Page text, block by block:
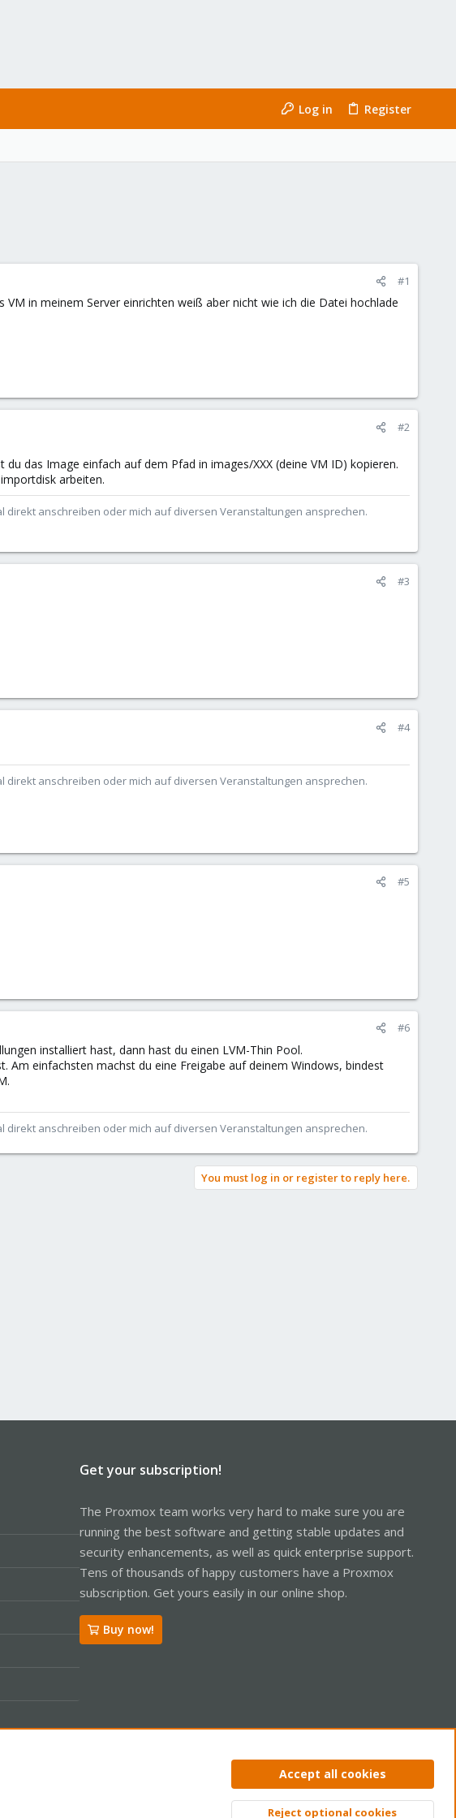
Log in Register
#1
in meinem Server einrichten weiß aber nicht wie ich die Datei hochlade
#2
das Image einfach auf dem Pfad in images/XXX (deine VM ID) kopieren.
arbeiten.
direkt anschreiben oder mich auf diversen Veranstaltungen ansprechen.
#3
#4
direkt anschreiben oder mich auf diversen Veranstaltungen ansprechen.
#5
#6
installiert hast, dann hast du einen LVM-Thin Pool.
einfachsten machst du eine Freigabe auf deinem Windows, bindest
direkt anschreiben oder mich auf diversen Veranstaltungen ansprechen.
You must log in or register to reply here.
Get your subscription!
The Proxmox team works very hard to make sure you are
running the best software and getting stable updates and
security enhancements, as well as quick enterprise support.
Tens of thousands of happy customers have a Proxmox
subscription. Get yours easily in our online shop.
Buy now!
Privacy policy Help Home
Accept all cookies
Reject optional cookies